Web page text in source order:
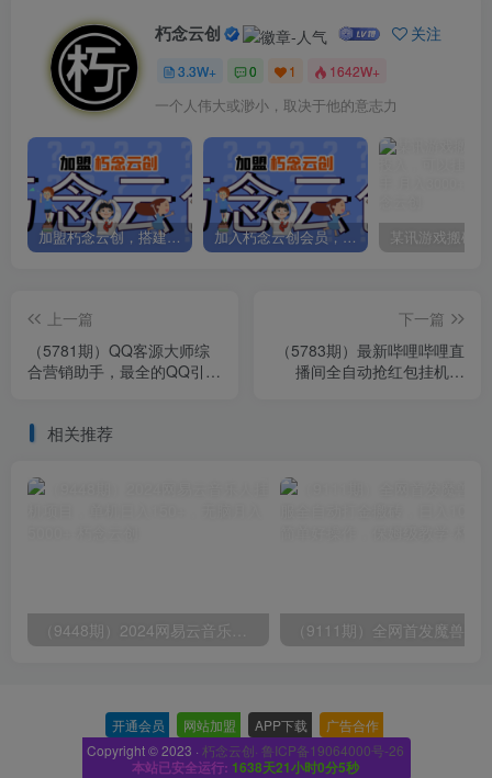
朽念云创 关注
3.3W+ 0 1 1642W+
一个人伟大或渺小，取决于他的意志力
加盟朽念云创，搭建同款项目资源站，实现日入2000+ 加入朽念云创会员，全站资源免费学习。
上一篇
（5781期）QQ客源大师综
合营销助手，最全的QQ引流
下一篇
（5783期）最新哔哩哔哩直
播间全自动抢红包挂机项
相关推荐
开通会员 网站加盟 APP下载 广告合作
Copyright © 2023 · 朽念云创· 鲁ICP备19064000号-26
本站已安全运行: 1638天21小时0分6秒